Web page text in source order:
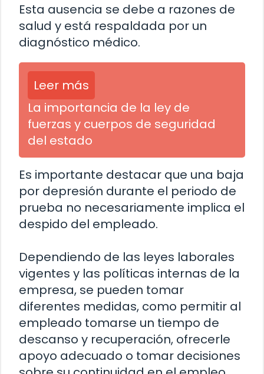
Esta ausencia se debe a razones de
salud y está respaldada por un
diagnóstico médico.
Leer más
La importancia de la ley de
fuerzas y cuerpos de seguridad
del estado
Es importante destacar que una baja
por depresión durante el periodo de
prueba no necesariamente implica el
despido del empleado.
Dependiendo de las leyes laborales
vigentes y las políticas internas de la
empresa, se pueden tomar
diferentes medidas, como permitir al
empleado tomarse un tiempo de
descanso y recuperación, ofrecerle
apoyo adecuado o tomar decisiones